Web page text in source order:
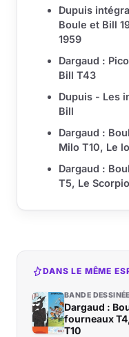
Dupuis
Boule et Bill
1959
Dargaud :
Bill T43
Dupuis - Les
Bill
Dargaud :
Milo T10, Le
Dargaud :
T5, Le
DANS LE MÊME
BANDE DESSINÉE
Dargaud :
fourneaux
T10